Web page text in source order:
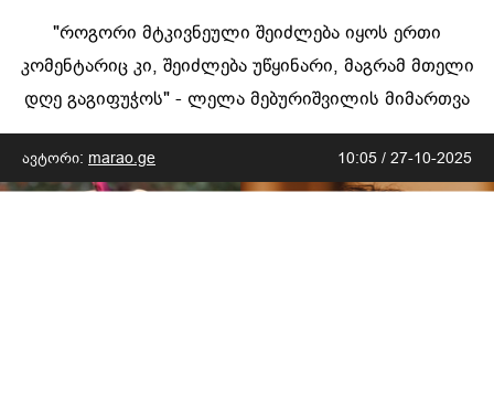
"როგორი მტკივნეული შეიძლება იყოს ერთი
კომენტარიც კი, შეიძლება უწყინარი, მაგრამ მთელი
დღე გაგიფუჭოს" - ლელა მებურიშვილის მიმართვა
ავტორი: marao.ge 10:05 / 27-10-2025